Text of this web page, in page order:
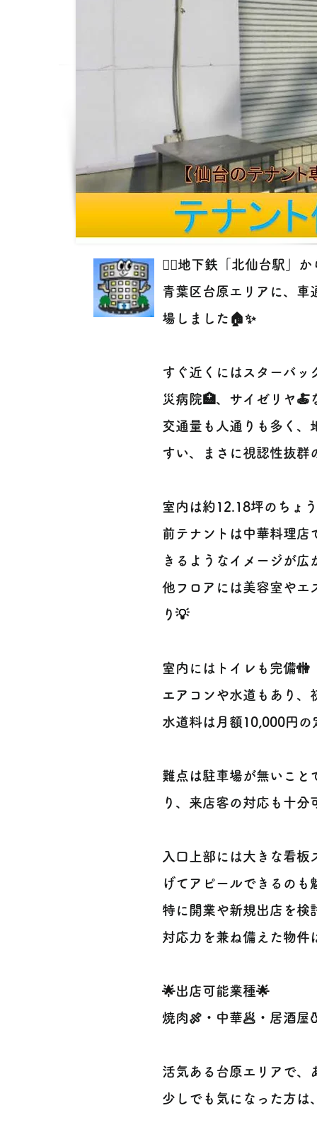
🚶‍♂️地下鉄「北仙台駅」
青葉区台原エリアに、車
場しました🏠✨
すぐ近くにはスターバッ
災病院🏥、サイゼリヤ🍝
交通量も人通りも多く、
すい、まさに視認性抜群
室内は約12.18坪のちょ
前テナントは中華料理店
きるようなイメージが広
他フロアには美容室やエ
り💡
室内にはトイレも完備🚻
エアコンや水道もあり、
水道料は月額10,000円の
難点は駐車場が無いこと
り、来店客の対応も十
入口上部には大きな看板
げてアピールできるのも
特に開業や新規出店を検
対応力を兼ね備えた物件
🌟出店可能業種🌟
焼肉🍖・中華🥟・居酒屋
活気ある台原エリアで、
少しでも気になった方は